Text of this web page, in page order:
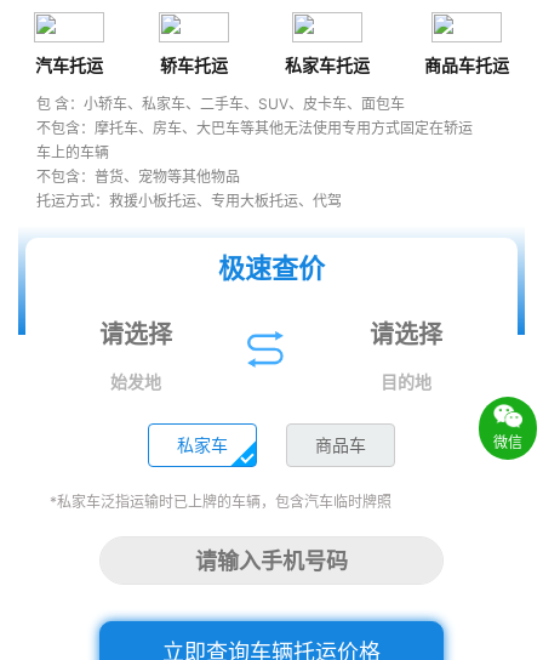
汽车托运 轿车托运 私家车托运 商品车托运
包 含：小轿车、私家车、二手车、SUV、皮卡车、面包车
不包含：摩托车、房车、大巴车等其他无法使用专用方式固定在轿运
车上的车辆
不包含：普货、宠物等其他物品
托运方式：救援小板托运、专用大板托运、代驾
极速查价
始发地 目的地
私家车 商品车
*私家车泛指运输时已上牌的车辆，包含汽车临时牌照
立即查询车辆托运价格
微信